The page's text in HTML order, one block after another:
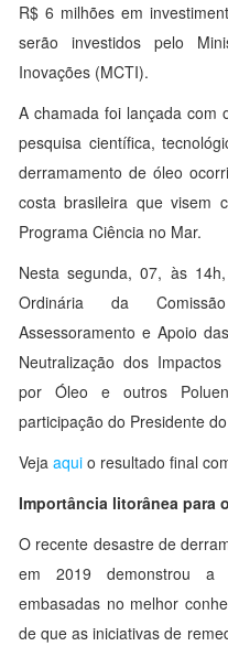
R$ 6 milhões em
serão investidos pelo
Inovações (MCTI).
A chamada foi lançada com
pesquisa científica,
derramamento de óleo
costa brasileira que visem
Programa Ciência no Mar.
Nesta segunda, 07, às
Ordinária da
Assessoramento e Apoio
Neutralização dos
por Óleo e outros
participação do Presidente
Veja aqui o resultado final
Importância litorânea para
O recente desastre de
em 2019 demonstrou a
embasadas no melhor
de que as iniciativas de